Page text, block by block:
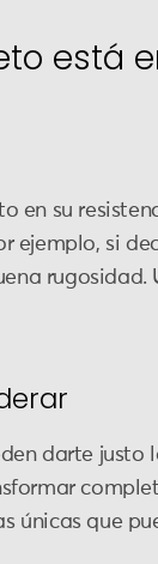
está
en su
ejemplo, si
darte
únicas que